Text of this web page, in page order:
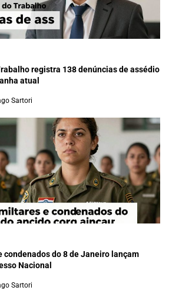
registra 138 denúncias de assédio
atual
Sartori
do 8 de Janeiro lançam
Nacional
Sartori